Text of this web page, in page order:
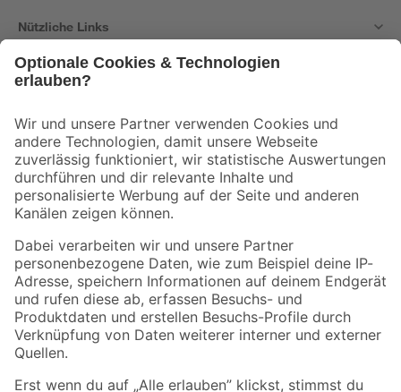
Nützliche Links
Der toom Newsletter: Keine Angebote und Aktionen mehr verpassen!
Zur Newsletter Anmeldung
Folge uns
Zahlungsarten Versandarten
Sicher einkaufen